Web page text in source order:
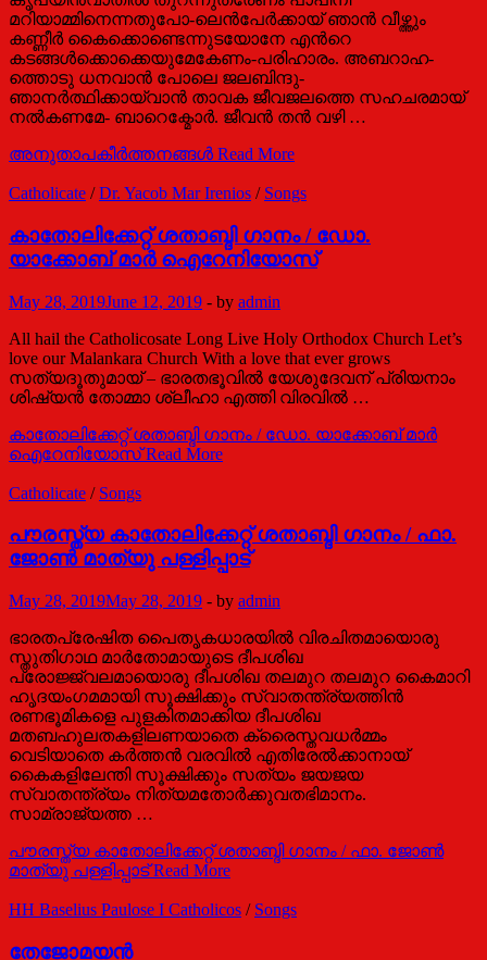
മറിയാമ്മിനെന്നതുപോ-ലെന്‍പേര്‍ക്കായ് ഞാന്‍ വീഴ്ത്തും
കണ്ണീര്‍ കൈക്കൊണ്ടെന്നുടയോനേ എന്‍റെ
കടങ്ങള്‍ക്കൊക്കെയുമേകേണം-പരിഹാരം. അബറാഹ-
ത്തൊടു ധനവാന്‍ പോലെ ജലബിന്ദു-
ഞാനര്‍ത്ഥിക്കായ്വാന്‍ താവക ജീവജലത്തെ സഹചരമായ്
നല്‍കണമേ- ബാറെക്മോര്‍. ജീവന്‍ തന്‍ വഴി …
അനുതാപകീര്‍ത്തനങ്ങള്‍ Read More
Catholicate /Dr. Yacob Mar Irenios / Songs
കാതോലിക്കേറ്റ് ശതാബ്ദി ഗാനം / ഡോ.
യാക്കോബ് മാര്‍ ഐറേനിയോസ്
May 28, 2019June 12, 2019 - by admin
All hail the Catholicosate Long Live Holy Orthodox Church Let’s
love our Malankara Church With a love that ever grows
സത്യദൂതുമായ് – ഭാരതഭൂവില്‍ യേശുദേവന് പ്രിയനാം
ശിഷ്യന്‍ തോമ്മാ ശ്ലീഹാ എത്തി വിരവില്‍ …
കാതോലിക്കേറ്റ് ശതാബ്ദി ഗാനം / ഡോ. യാക്കോബ് മാര്‍
ഐറേനിയോസ്Read More
Catholicate / Songs
പൗരസ്ത്യ കാതോലിക്കേറ്റ് ശതാബ്ദി ഗാനം / ഫാ.
ജോണ്‍ മാത്യു പള്ളിപ്പാട്
May 28, 2019May 28, 2019 - by admin
ഭാരതപ്രേഷിത പൈതൃകധാരയില്‍ വിരചിതമായൊരു
സ്തുതിഗാഥ മാര്‍തോമായുടെ ദീപശിഖ
പ്രോജ്ജ്വലമായൊരു ദീപശിഖ തലമുറ തലമുറ കൈമാറി
ഹൃദയംഗമമായി സൂക്ഷിക്കും സ്വാതന്ത്ര്യത്തിന്‍
രണഭൂമികളെ പുളകിതമാക്കിയ ദീപശിഖ
മതബഹുലതകളിലണയാതെ ക്രൈസ്തവധര്‍മ്മം
വെടിയാതെ കര്‍ത്തന്‍ വരവില്‍ എതിരേല്‍ക്കാനായ്
കൈകളിലേന്തി സൂക്ഷിക്കും സത്യം ജയജയ
സ്വാതന്ത്ര്യം നിത്യമതോര്‍ക്കുവതഭിമാനം.
സാമ്രാജ്യത്ത …
പൗരസ്ത്യ കാതോലിക്കേറ്റ് ശതാബ്ദി ഗാനം / ഫാ. ജോണ്‍
മാത്യു പള്ളിപ്പാട്Read More
HH Baselius Paulose I Catholicos / Songs
തേജോമയൻ